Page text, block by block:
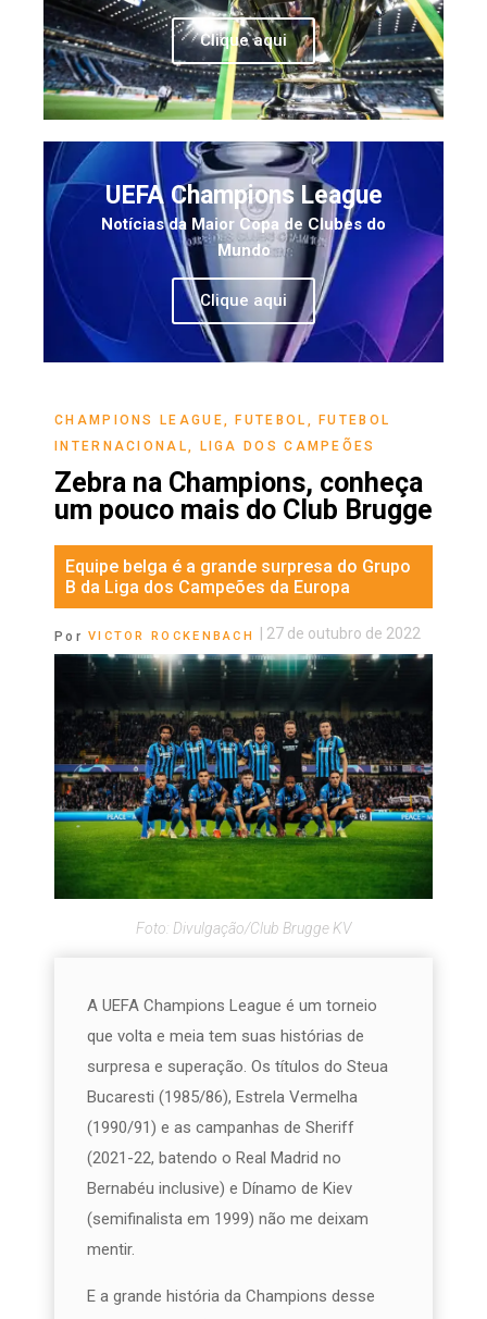
Clique aqui
UEFA Champions League
Notícias da Maior Copa de Clubes do
Mundo
Clique aqui
CHAMPIONS LEAGUE ,FUTEBOL ,FUTEBOL
INTERNACIONAL
LIGA DOS CAMPEÕES
Zebra na Champions, conheça
um pouco mais do Club Brugge
Equipe belga é a grande surpresa do Grupo
B da Liga dos Campeões da Europa
Por VICTOR ROCKENBACH 27 de outubro de 2022
Foto: Divulgação/Club Brugge KV
A UEFA Champions League é um torneio
que volta e meia tem suas histórias de
surpresa e superação. Os títulos do Steua
Bucaresti (1985/86), Estrela Vermelha
(1990/91) e as campanhas de Sheriff
(2021-22, batendo o Real Madrid no
Bernabéu inclusive) e Dínamo de Kiev
(semifinalista em 1999) não me deixam
mentir.
E a grande história da Champions desse